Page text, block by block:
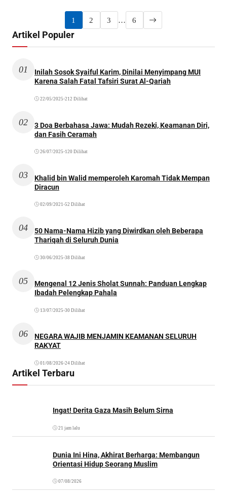
1 2 3 … 6
Artikel Populer
01
Inilah Sosok Syaiful Karim, Dinilai Menyimpang MUI
Karena Salah Fatal Tafsiri Surat Al-Qariah
22/05/2025 •212 Dilihat
02
3 Doa Berbahasa Jawa: Mudah Rezeki, Keamanan Diri,
dan Fasih Ceramah
26/07/2025 •120 Dilihat
03
Khalid bin Walid memperoleh Karomah Tidak Mempan
Diracun
02/09/2021 •52 Dilihat
04
50 Nama-Nama Hizib yang Diwirdkan oleh Beberapa
Thariqah di Seluruh Dunia
30/06/2025 •38 Dilihat
05
Mengenal 12 Jenis Sholat Sunnah: Panduan Lengkap
Ibadah Pelengkap Pahala
13/07/2025 •30 Dilihat
06
NEGARA WAJIB MENJAMIN KEAMANAN SELURUH
RAKYAT
01/08/2026•24 Dilihat
Artikel Terbaru
Ingat! Derita Gaza Masih Belum Sirna
21 jam lalu
Dunia Ini Hina, Akhirat Berharga: Membangun
Orientasi Hidup Seorang Muslim
07/08/2026